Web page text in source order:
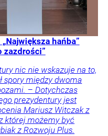
hańba”
zazdrości”
nic nie wskazuje na to,
spory między dwoma
– Dotychczas
prezydentury jest
Mariusz Witczak z
której możemy być
z Rozwoju Plus.